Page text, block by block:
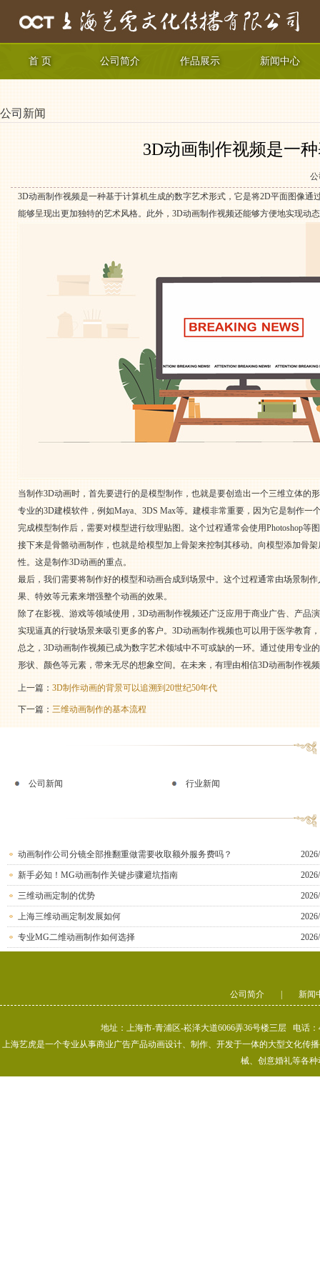
首 页 公司简介 作品展示 新闻中心
公司新闻
3D动画制作视频是一
公
3D动画制作视频是一种基于计算机生成的数字艺术形式，它是将2D平面图像
能够呈现出更加独特的艺术风格。此外，3D动画制作视频还能够方便地实现
当制作3D动画时，首先要进行的是模型制作，也就是要创造出一个三维立体
专业的3D建模软件，例如Maya、3DS Max等。建模非常重要，因为它是制作一
完成模型制作后，需要对模型进行纹理贴图。这个过程通常会使用Photoshop
接下来是骨骼动画制作，也就是给模型加上骨架来控制其移动。向模型添加骨
性。这是制作3D动画的重点。
最后，我们需要将制作好的模型和动画合成到场景中。这个过程通常由场景制
果、特效等元素来增强整个动画的效果。
除了在影视、游戏等领域使用，3D动画制作视频还广泛应用于商业广告、产
实现逼真的行驶场景来吸引更多的客户。3D动画制作视频也可以用于医学教育
总之，3D动画制作视频已成为数字艺术领域中不可或缺的一环。通过使用专
形状、颜色等元素，带来无尽的想象空间。在未来，有理由相信3D动画制作
上一篇：3D制作动画的背景可以追溯到20世纪50年代
下一篇：三维动画制作的基本流程
公司新闻 行业新闻
动画制作公司分镜全部推翻重做需要收取额外服务费吗？
新手必知！MG动画制作关键步骤避坑指南
三维动画定制的优势
上海三维动画定制发展如何
专业MG二维动画制作如何选择
公司简介 新闻
地址：上海市-青浦区-崧泽大道6066弄36号楼三层 电话
上海艺虎是一个专业从事商业广告产品动画设计、制作、开发于一体的大型文化传
械、创意婚礼等各